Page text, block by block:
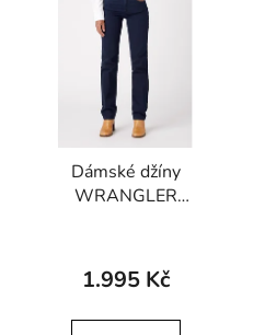
Dámské džíny
WRANGLER
Blue Black
1.995 Kč